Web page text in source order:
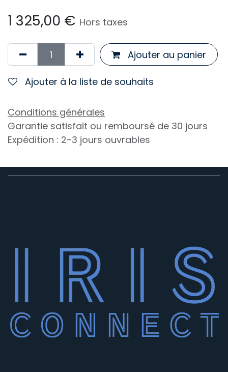
1 325,00 € Hors taxes
Ajouter au panier
Ajouter à la liste de souhaits
Conditions générales
Garantie satisfait ou remboursé de 30 jours
Expédition : 2-3 jours ouvrables